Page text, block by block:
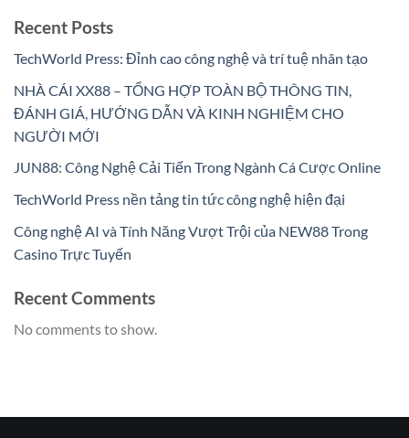
Recent Posts
TechWorld Press: Đỉnh cao công nghệ và trí tuệ nhân tạo
NHÀ CÁI XX88 – TỔNG HỢP TOÀN BỘ THÔNG TIN,
ĐÁNH GIÁ, HƯỚNG DẪN VÀ KINH NGHIỆM CHO
NGƯỜI MỚI
JUN88: Công Nghệ Cải Tiến Trong Ngành Cá Cược Online
TechWorld Press nền tảng tin tức công nghệ hiện đại
Công nghệ AI và Tính Năng Vượt Trội của NEW88 Trong
Casino Trực Tuyến
Recent Comments
No comments to show.